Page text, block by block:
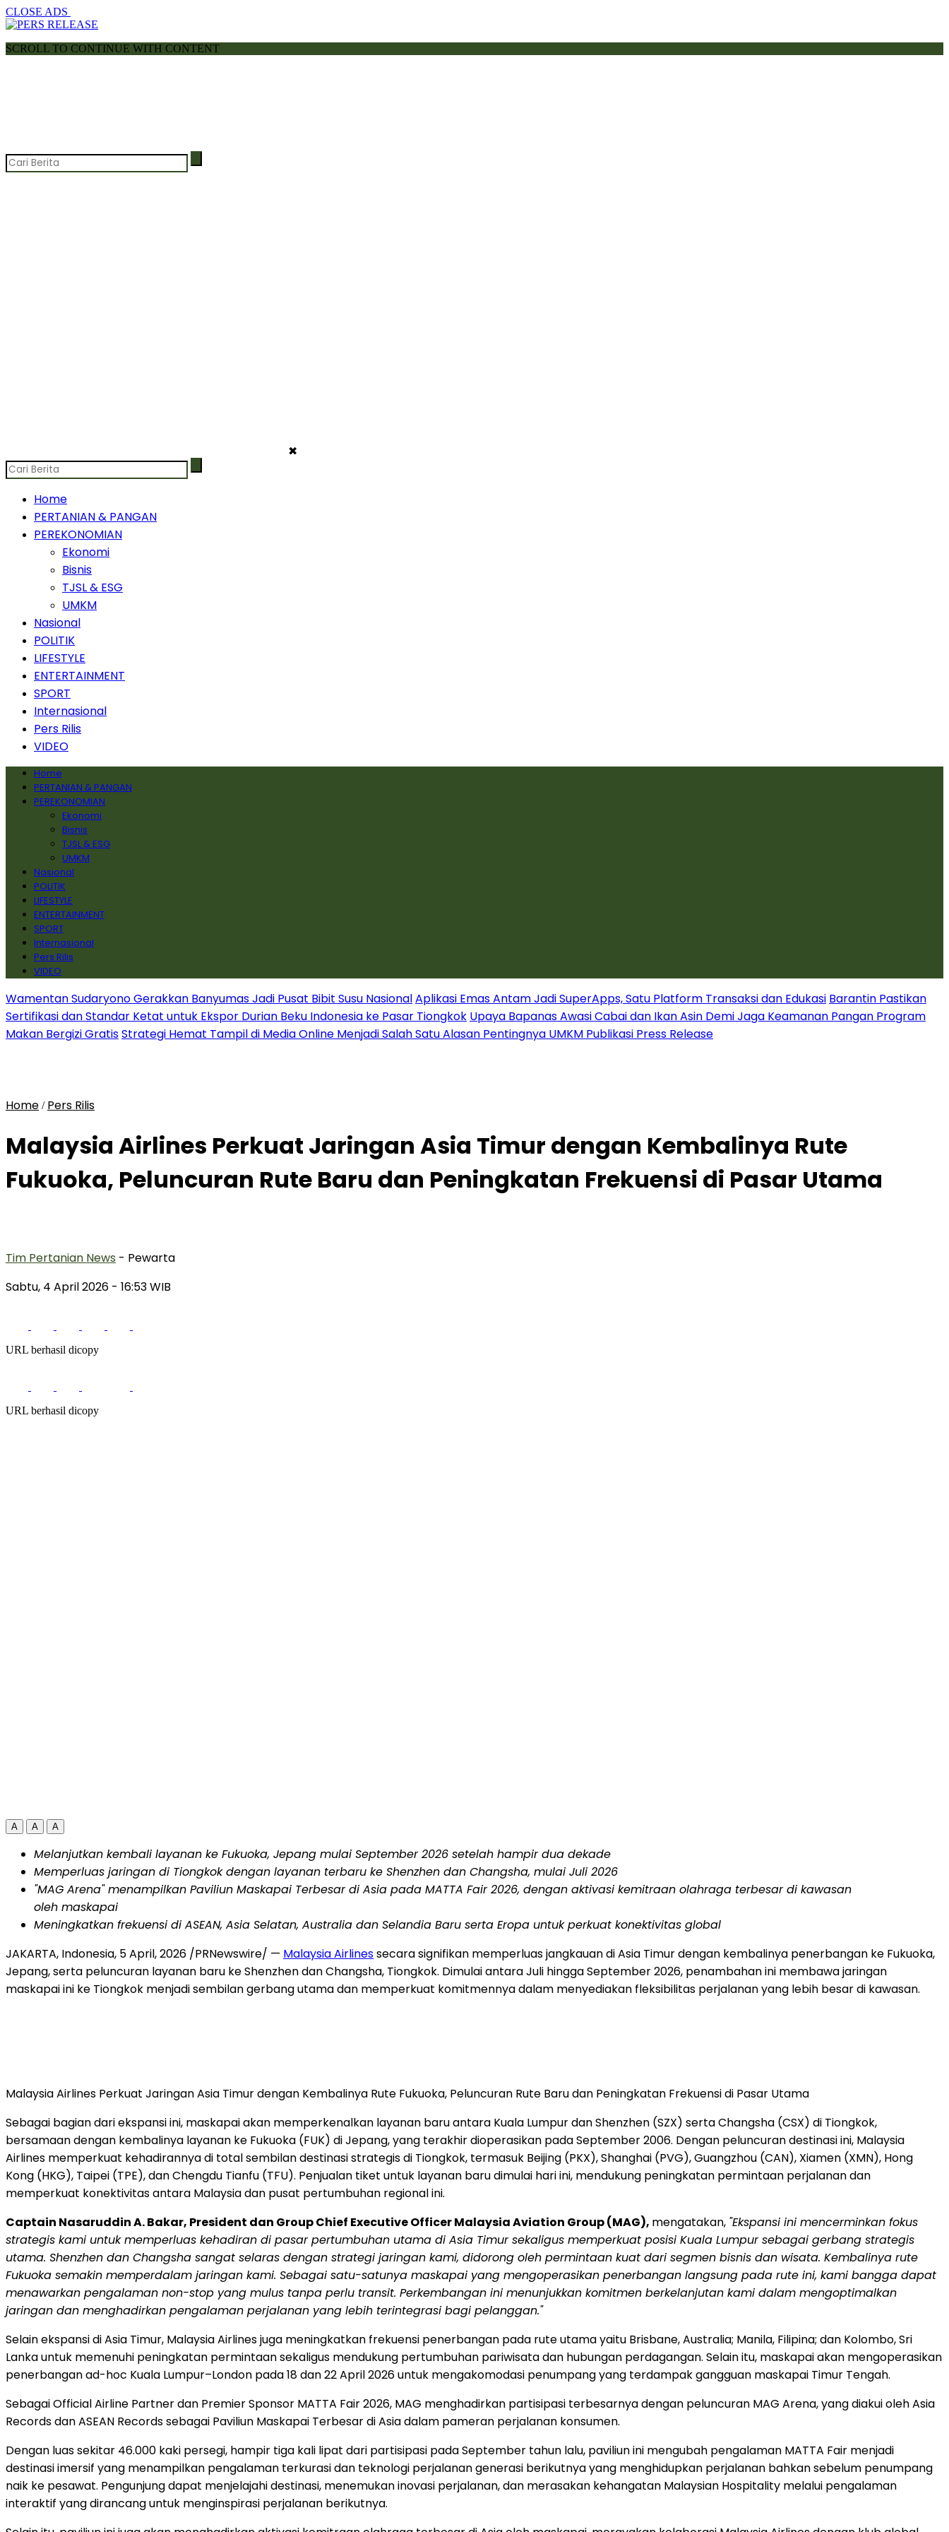
CLOSE ADS
SCROLL TO CONTINUE WITH CONTENT
✖
Home
PERTANIAN & PANGAN
PEREKONOMIAN
Ekonomi
Bisnis
TJSL & ESG
UMKM
Nasional
POLITIK
LIFESTYLE
ENTERTAINMENT
SPORT
Internasional
Pers Rilis
VIDEO
Home
PERTANIAN & PANGAN
PEREKONOMIAN
Ekonomi
Bisnis
TJSL & ESG
UMKM
Nasional
POLITIK
LIFESTYLE
ENTERTAINMENT
SPORT
Internasional
Pers Rilis
VIDEO
Wamentan Sudaryono Gerakkan Banyumas Jadi Pusat Bibit Susu NasionalAplikasi Emas Antam Jadi SuperApps, Satu Platform Transaksi dan Edukasi Barantin Pastikan
Sertifikasi dan Standar Ketat untuk Ekspor Durian Beku Indonesia ke Pasar Tiongkok Upaya Bapanas Awasi Cabai dan Ikan Asin Demi Jaga Keamanan Pangan Program
Makan Bergizi GratisStrategi Hemat Tampil di Media Online Menjadi Salah Satu Alasan Pentingnya UMKM Publikasi Press Release
Home / Pers Rilis
Malaysia Airlines Perkuat Jaringan Asia Timur dengan Kembalinya Rute
Fukuoka, Peluncuran Rute Baru dan Peningkatan Frekuensi di Pasar Utama
Tim Pertanian News - Pewarta
Sabtu, 4 April 2026 - 16:53 WIB
URL berhasil dicopy
URL berhasil dicopy
A A A
Melanjutkan kembali layanan ke Fukuoka, Jepang mulai September 2026 setelah hampir dua dekade
Memperluas jaringan di Tiongkok dengan layanan terbaru ke Shenzhen dan Changsha, mulai Juli 2026
"MAG Arena" menampilkan Paviliun Maskapai Terbesar di Asia pada MATTA Fair 2026, dengan aktivasi kemitraan olahraga terbesar di kawasan
oleh maskapai
Meningkatkan frekuensi di ASEAN, Asia Selatan, Australia dan Selandia Baru serta Eropa untuk perkuat konektivitas global
JAKARTA, Indonesia, 5 April, 2026 /PRNewswire/ — Malaysia Airlinessecara signifikan memperluas jangkauan di Asia Timur dengan kembalinya penerbangan ke Fukuoka,
Jepang, serta peluncuran layanan baru ke Shenzhen dan Changsha, Tiongkok. Dimulai antara Juli hingga September 2026, penambahan ini membawa jaringan
maskapai ini ke Tiongkok menjadi sembilan gerbang utama dan memperkuat komitmennya dalam menyediakan fleksibilitas perjalanan yang lebih besar di kawasan.
Malaysia Airlines Perkuat Jaringan Asia Timur dengan Kembalinya Rute Fukuoka, Peluncuran Rute Baru dan Peningkatan Frekuensi di Pasar Utama
Sebagai bagian dari ekspansi ini, maskapai akan memperkenalkan layanan baru antara Kuala Lumpur dan Shenzhen (SZX) serta Changsha (CSX) di Tiongkok,
bersamaan dengan kembalinya layanan ke Fukuoka (FUK) di Jepang, yang terakhir dioperasikan pada September 2006. Dengan peluncuran destinasi ini, Malaysia
Airlines memperkuat kehadirannya di total sembilan destinasi strategis di Tiongkok, termasuk Beijing (PKX), Shanghai (PVG), Guangzhou (CAN), Xiamen (XMN), Hong
Kong (HKG), Taipei (TPE), dan Chengdu Tianfu (TFU). Penjualan tiket untuk layanan baru dimulai hari ini, mendukung peningkatan permintaan perjalanan dan
memperkuat konektivitas antara Malaysia dan pusat pertumbuhan regional ini.
Captain Nasaruddin A. Bakar, President dan Group Chief Executive Officer Malaysia Aviation Group (MAG), mengatakan, "Ekspansi ini mencerminkan fokus
strategis kami untuk memperluas kehadiran di pasar pertumbuhan utama di Asia Timur sekaligus memperkuat posisi Kuala Lumpur sebagai gerbang strategis
utama. Shenzhen dan Changsha sangat selaras dengan strategi jaringan kami, didorong oleh permintaan kuat dari segmen bisnis dan wisata. Kembalinya rute
Fukuoka semakin memperdalam jaringan kami. Sebagai satu-satunya maskapai yang mengoperasikan penerbangan langsung pada rute ini, kami bangga dapat
menawarkan pengalaman non-stop yang mulus tanpa perlu transit. Perkembangan ini menunjukkan komitmen berkelanjutan kami dalam mengoptimalkan
jaringan dan menghadirkan pengalaman perjalanan yang lebih terintegrasi bagi pelanggan."
Selain ekspansi di Asia Timur, Malaysia Airlines juga meningkatkan frekuensi penerbangan pada rute utama yaitu Brisbane, Australia; Manila, Filipina; dan Kolombo, Sri
Lanka untuk memenuhi peningkatan permintaan sekaligus mendukung pertumbuhan pariwisata dan hubungan perdagangan. Selain itu, maskapai akan mengoperasikan
penerbangan ad-hoc Kuala Lumpur–London pada 18 dan 22 April 2026 untuk mengakomodasi penumpang yang terdampak gangguan maskapai Timur Tengah.
Sebagai Official Airline Partner dan Premier Sponsor MATTA Fair 2026, MAG menghadirkan partisipasi terbesarnya dengan peluncuran MAG Arena, yang diakui oleh Asia
Records dan ASEAN Records sebagai Paviliun Maskapai Terbesar di Asia dalam pameran perjalanan konsumen.
Dengan luas sekitar 46.000 kaki persegi, hampir tiga kali lipat dari partisipasi pada September tahun lalu, paviliun ini mengubah pengalaman MATTA Fair menjadi
destinasi imersif yang menampilkan pengalaman terkurasi dan teknologi perjalanan generasi berikutnya yang menghidupkan perjalanan bahkan sebelum penumpang
naik ke pesawat. Pengunjung dapat menjelajahi destinasi, menemukan inovasi perjalanan, dan merasakan kehangatan Malaysian Hospitality melalui pengalaman
interaktif yang dirancang untuk menginspirasi perjalanan berikutnya.